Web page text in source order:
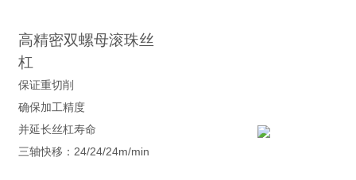
高精密双螺母滚珠丝
杠
保证重切削
确保加工精度
并延长丝杠寿命
三轴快移：24/24/24m/min